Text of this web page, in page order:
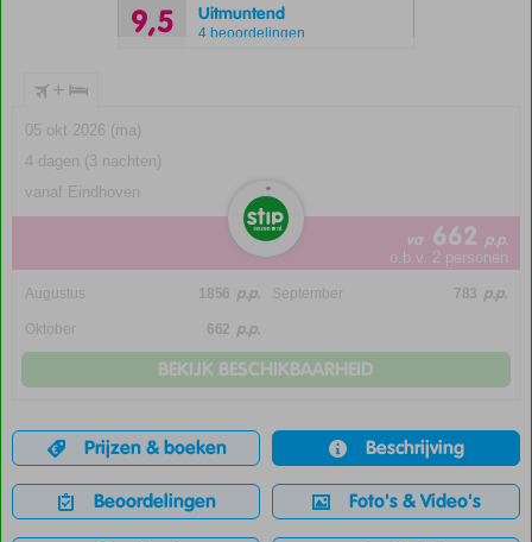
9,5 Uitmuntend
4 beoordelingen
+
05 okt 2026 (ma)
4 dagen (3 nachten)
vanaf Eindhoven
va 662 p.p.
o.b.v. 2 personen
Augustus 1856 p.p. September 783 p.p.
Oktober 662 p.p.
BEKIJK BESCHIKBAARHEID
Prijzen & boeken Beschrijving
Beoordelingen Foto's & Video's